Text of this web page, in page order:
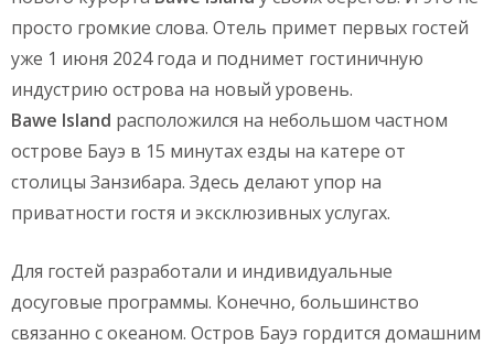
просто громкие слова. Отель примет первых гостей
уже 1 июня 2024 года и поднимет гостиничную
индустрию острова на новый уровень.
Bawe Island расположился на небольшом частном
острове Бауэ в 15 минутах езды на катере от
столицы Занзибара. Здесь делают упор на
приватности гостя и эксклюзивных услугах.
Для гостей разработали и индивидуальные
досуговые программы. Конечно, большинство
связанно с океаном. Остров Бауэ гордится домашним